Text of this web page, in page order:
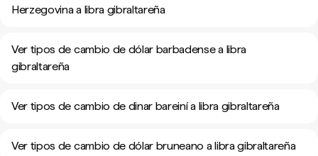
Herzegovina a libra gibraltareña
Ver tipos de cambio de dólar barbadense a libra
gibraltareña
Ver tipos de cambio de dinar bareiní a libra gibraltareña
Ver tipos de cambio de dólar bruneano a libra gibraltareña